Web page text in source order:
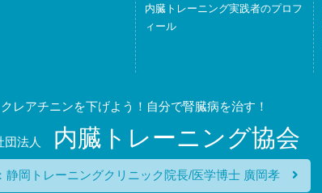
内臓トレーニング実践者のプロフ
ィール
クレアチニンを下げよう！自分で腎臓病を治す！
団法人 内臓トレーニング協会
静岡トレーニングクリニック院長/医学博士 廣岡孝